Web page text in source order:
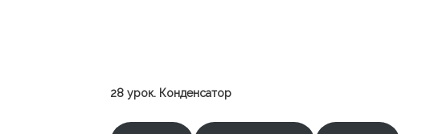
28 урок. Конденсатор